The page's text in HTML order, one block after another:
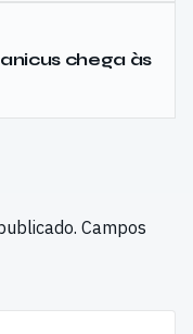
chega às
Campos